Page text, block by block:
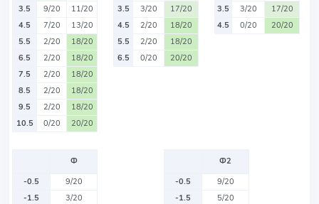
3.5
9/20
11/20
4.5
7/20
13/20
5.5
2/20
18/20
6.5
2/20
18/20
7.5
2/20
18/20
8.5
2/20
18/20
9.5
2/20
18/20
10.5
0/20 20/20
3.5
3/20
17/20
4.5
2/20
18/20
5.5
2/20
18/20
6.5
0/20 20/20
3.5
3/20
17/20
4.5
0/20 20/20
Ф
-0.5
9/20
-1.5
3/20
Ф2
-0.5
9/20
-1.5
5/20